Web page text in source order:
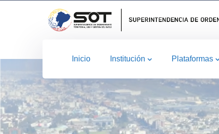
Inicio Institución Plataformas